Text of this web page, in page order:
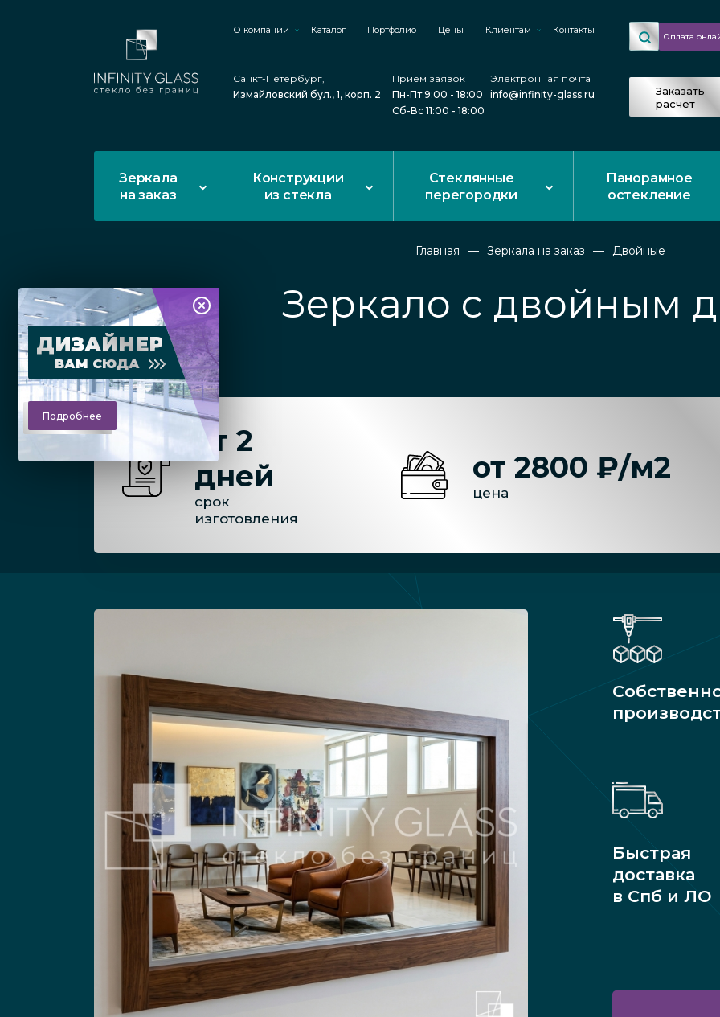
О компании Каталог Портфолио Цены Клиентам Контакты
Санкт-Петербург,
Измайловский бул., 1, корп. 2
Прием заявок
Пн-Пт 9:00 - 18:00
Сб-Вс 11:00 - 18:00
Электронная почта
info@infinity-glass.ru
Оплата
Заказать
расчет
Зеркала
на заказ
Конструкции
из стекла
Стеклянные
перегородки
Панорамное
остекление
Главная Зеркала на заказ Двойные
Зеркало с двойным
ДИЗАЙНЕР
ВАМ СЮДА
Подробнее
от 2
дней
срок
изготовления
от 2800 ₽/м2
цена
Быстрая
доставка
в Спб и ЛО